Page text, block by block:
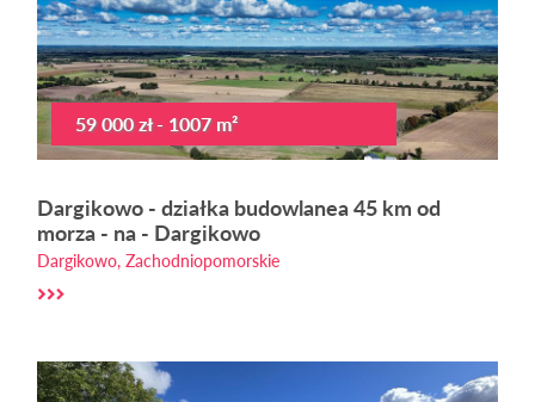
59 000 zł - 1007 m²
Dargikowo - działka budowlanea 45 km od
morza - na - Dargikowo
Dargikowo, Zachodniopomorskie